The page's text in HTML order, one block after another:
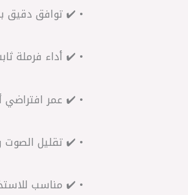
• ✔️ توافق دقيق
• ✔️ أداء فرملة
• ✔️ عمر افتراضي
• ✔️ تقليل الصوت
• ✔️ مناسب